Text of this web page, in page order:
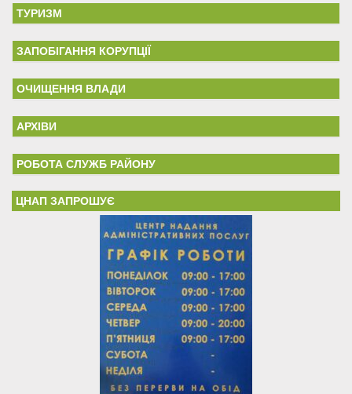
ТУРИЗМ
ЗАПОБІГАННЯ КОРУПЦІЇ
ОЧИЩЕННЯ ВЛАДИ
АРХІВИ
РОБОТА СЛУЖБ РАЙОНУ
ЦНАП ЗАПРОШУЄ